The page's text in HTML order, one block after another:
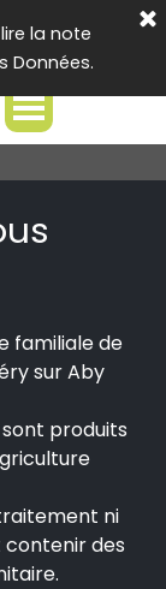
la note
Données.
familiale de
sur Aby
produits
ni
des